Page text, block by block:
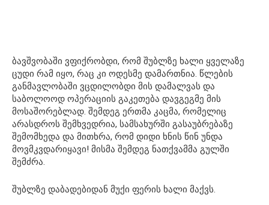
ბავშვობაში ვფიქრობდი, რომ შუბლზე ხალი ყველაზე
ცუდი რამ იყო, რაც კი ოდესმე დამართნია. წლების
განმავლობაში ვცდილობდი მის დამალვას და
საბოლოოდ ოპერაციის გაკეთება დავგეგმე მის
მოსაშორებლად. შემდეგ ერთმა კაცმა, რომელიც
არასდროს შემხვედრია, სამსახურში გასაუბრებაზე
შემომხედა და მითხრა, რომ დიდი ხნის წინ უნდა
მოვმკვდარიყავი! მისმა შემდეგ ნათქვამმა გულში
შემძრა.
შუბლზე დაბადებიდან მუქი ფერის ხალი მაქვს.